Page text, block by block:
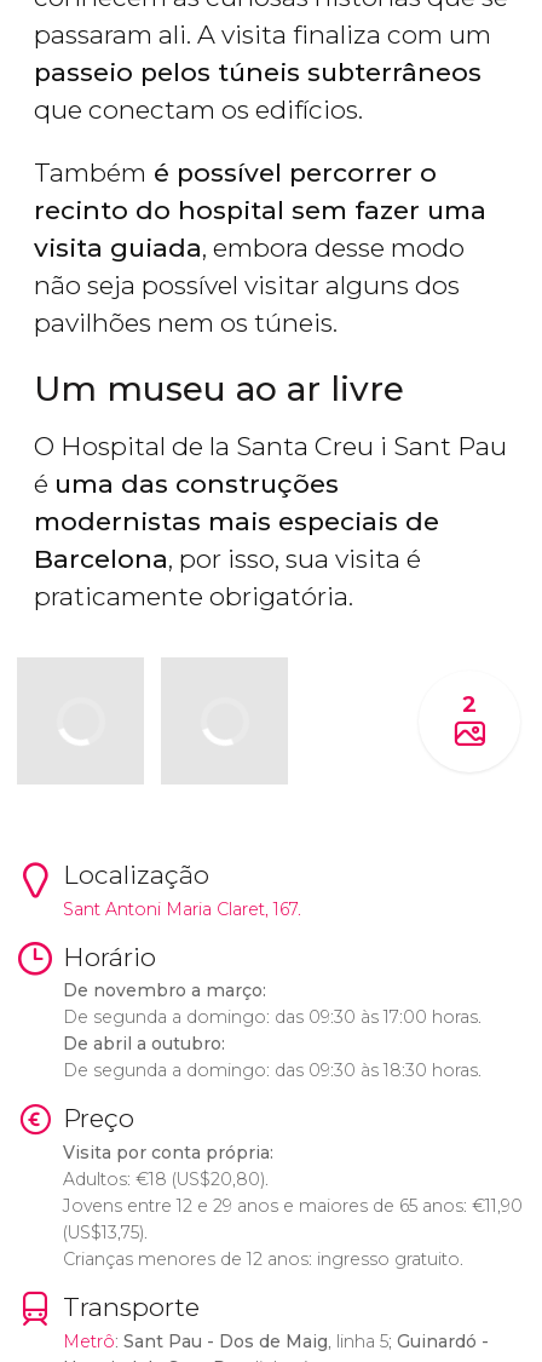
passaram ali. A visita finaliza com um
passeio pelos túneis subterrâneos
que conectam os edifícios.
Também é possível percorrer o
recinto do hospital sem fazer uma
visita guiada, embora desse modo
não seja possível visitar alguns dos
pavilhões nem os túneis.
Um museu ao ar livre
O Hospital de la Santa Creu i Sant Pau
é uma das construções
modernistas mais especiais de
Barcelona, por isso, sua visita é
praticamente obrigatória.
2
Localização
Sant Antoni Maria Claret, 167.
Horário
De novembro a março:
De segunda a domingo: das 09:30 às 17:00 horas.
De abril a outubro:
De segunda a domingo: das 09:30 às 18:30 horas.
Preço
Visita por conta própria:
Adultos: €18 (US$20,80).
Jovens entre 12 e 29 anos e maiores de 65 anos: €11,90
(US$13,75).
Crianças menores de 12 anos: ingresso gratuito.
Transporte
Metrô: Sant Pau - Dos de Maig, linha 5; Guinardó -